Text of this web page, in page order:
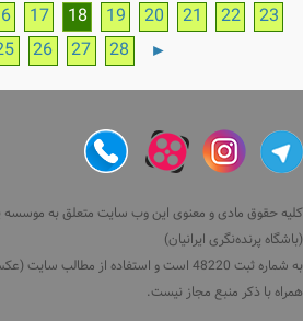
17 18 19 20 21 22
23
26 27 28 ►
کلیه حقوق مادی و معنوی این وب سایت متعلق به موسسه
(باشگاه پرنده‌نگری ایرانیان)
به شماره ثبت 48220 است و استفاده از
همراه با ذکر منبع مجاز نیست.